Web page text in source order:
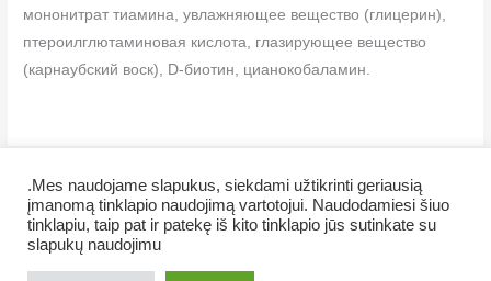
мононитрат тиамина, увлажняющее вещество (глицерин),
птероилглютаминовая кислота, глазирующее вещество
(карнаубский воск), D-биотин, цианокобаламин.
Copyright © 2026 Veiklus.lt
.Mes naudojame slapukus, siekdami užtikrinti geriausią
įmanomą tinklapio naudojimą vartotojui. Naudodamiesi šiuo
tinklapiu, taip pat ir patekę iš kito tinklapio jūs sutinkate su
slapukų naudojimu